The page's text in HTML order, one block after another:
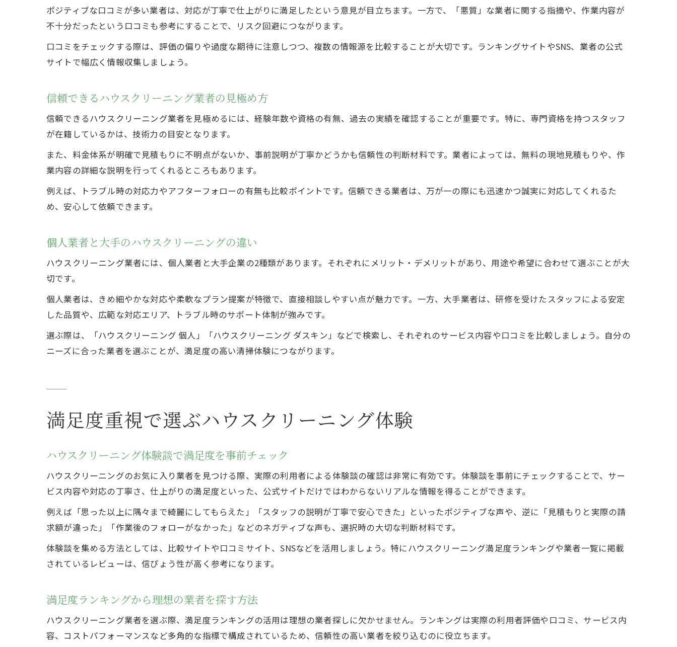
希望条件を伝えて理想の仕上がりを実現
コストパフォーマンスが高い業者の見極め方
ハウスクリーニングのコスパ重視で選ぶコツ
満足度と価格で選ぶ理想のハウスクリーニング
コストパフォーマンスに優れた業者の特徴
ポジティブな口コミが多い業者は、対応が丁寧で仕上がりに満足したという意見が目立ちます。一方で、「悪質」な業者に関する指摘や、作業内容が
不十分だったという口コミも参考にすることで、リスク回避につながります。
口コミをチェックする際は、評価の偏りや過度な期待に注意しつつ、複数の情報源を比較することが大切です。ランキングサイトやSNS、業者の公式
サイトで幅広く情報収集しましょう。
信頼できるハウスクリーニング業者の見極め方
信頼できるハウスクリーニング業者を見極めるには、経験年数や資格の有無、過去の実績を確認することが重要です。特に、専門資格を持つスタッフ
が在籍しているかは、技術力の目安となります。
また、料金体系が明確で見積もりに不明点がないか、事前説明が丁寧かどうかも信頼性の判断材料です。業者によっては、無料の現地見積もりや、作
業内容の詳細な説明を行ってくれるところもあります。
例えば、トラブル時の対応力やアフターフォローの有無も比較ポイントです。信頼できる業者は、万が一の際にも迅速かつ誠実に対応してくれるた
め、安心して依頼できます。
個人業者と大手のハウスクリーニングの違い
ハウスクリーニング業者には、個人業者と大手企業の2種類があります。それぞれにメリット・デメリットがあり、用途や希望に合わせて選ぶことが大
切です。
個人業者は、きめ細やかな対応や柔軟なプラン提案が特徴で、直接相談しやすい点が魅力です。一方、大手業者は、研修を受けたスタッフによる安定
した品質や、広範な対応エリア、トラブル時のサポート体制が強みです。
選ぶ際は、「ハウスクリーニング 個人」「ハウスクリーニング ダスキン」などで検索し、それぞれのサービス内容や口コミを比較しましょう。自分の
ニーズに合った業者を選ぶことが、満足度の高い清掃体験につながります。
満足度重視で選ぶハウスクリーニング体験
ハウスクリーニング体験談で満足度を事前チェック
ハウスクリーニングのお気に入り業者を見つける際、実際の利用者による体験談の確認は非常に有効です。体験談を事前にチェックすることで、サー
ビス内容や対応の丁寧さ、仕上がりの満足度といった、公式サイトだけではわからないリアルな情報を得ることができます。
例えば「思った以上に隅々まで綺麗にしてもらえた」「スタッフの説明が丁寧で安心できた」といったポジティブな声や、逆に「見積もりと実際の請
求額が違った」「作業後のフォローがなかった」などのネガティブな声も、選択時の大切な判断材料です。
体験談を集める方法としては、比較サイトや口コミサイト、SNSなどを活用しましょう。特にハウスクリーニング満足度ランキングや業者一覧に掲載
されているレビューは、信ぴょう性が高く参考になります。
満足度ランキングから理想の業者を探す方法
ハウスクリーニング業者を選ぶ際、満足度ランキングの活用は理想の業者探しに欠かせません。ランキングは実際の利用者評価や口コミ、サービス内
容、コストパフォーマンスなど多角的な指標で構成されているため、信頼性の高い業者を絞り込むのに役立ちます。